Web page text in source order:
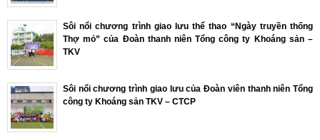
Sôi nổi chương trình giao lưu thể thao “Ngày truyền thống
Thợ mỏ” của Đoàn thanh niên Tổng công ty Khoáng sản –
TKV
Sôi nổi chương trình giao lưu của Đoàn viên thanh niên Tổng
công ty Khoáng sản TKV – CTCP